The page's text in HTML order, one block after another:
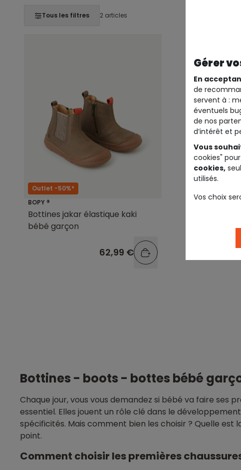
Tous les filtres 2 articles
Outlet -50%*
BOPY ®
Bottines jakar élastique kaki
bébé garçon
62,99 €
BOPY ®
Bottines
marine
Bottines - boots - bottes bébé
Chaque jour, vous vous demandez si bébé va faire ses
essentiel. Elles jouent un rôle clé dans le
spécificités. Mais comment bien les choisir ? Quelle
point.
Comment choisir les premières
Gérer
En
de
servent à :
éventuels
de nos
d’intérêt et
Vous
cookies"
cookies,
utilisés.
Vos choix